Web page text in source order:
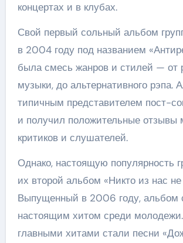
концертах и в клубах.
Свой первый сольный альбом
в 2004 году под названием
была смесь жанров и стилей — от
музыки, до альтернативного рэпа.
типичным представителем пост-
и получил положительные отзывы
критиков и слушателей.
Однако, настоящую популярность
их второй альбом «Никто из нас не
Выпущенный в 2006 году, альбом
настоящим хитом среди
главными хитами стали песни